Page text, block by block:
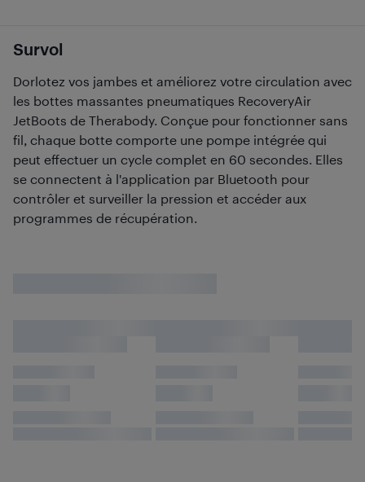
Survol
Dorlotez vos jambes et améliorez votre circulation avec
les bottes massantes pneumatiques RecoveryAir
JetBoots de Therabody. Conçue pour fonctionner sans
fil, chaque botte comporte une pompe intégrée qui
peut effectuer un cycle complet en 60 secondes. Elles
se connectent à l'application par Bluetooth pour
contrôler et surveiller la pression et accéder aux
programmes de récupération.